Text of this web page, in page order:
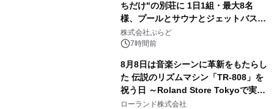
ちだけ"の別荘に 1日1組・最大8名
様、プールとサウナとジェットバス付
きで Villa Mon Temps AWAJIの連泊
素泊りプラン
株式会社ぷらど
7時間前
8月8日は音楽シーンに革新をもたらし
た 伝説のリズムマシン「TR-808」を
祝う日 ～Roland Store Tokyoで実機
を展示しての 記念キャンペーンを開
ローランド株式会社